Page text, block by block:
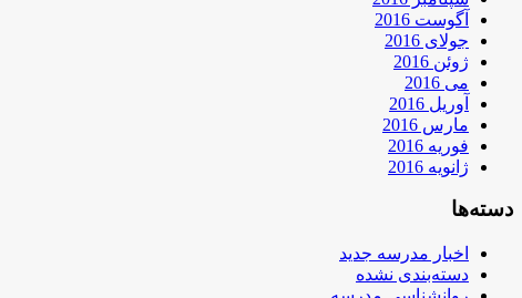
آگوست 2016
جولای 2016
ژوئن 2016
می 2016
آوریل 2016
مارس 2016
فوریه 2016
ژانویه 2016
دسته‌ها
اخبار مدرسه جدید
دسته‌بندی نشده